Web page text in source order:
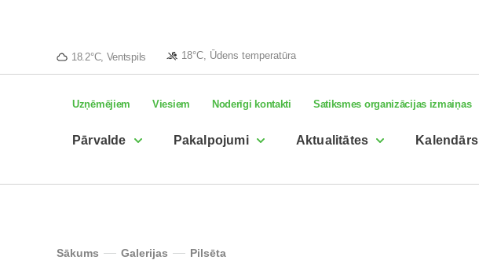
18.2°C, Ventspils 18°C, Ūdens temperatūra
Uzņēmējiem Viesiem Noderīgi kontakti Satiksmes organizācijas izmaiņas
Pārvalde Pakalpojumi Aktualitātes Kalendārs
Sākums Galerijas Pilsēta